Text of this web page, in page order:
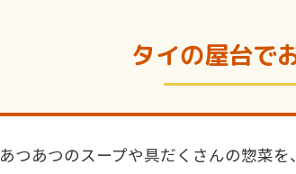
タイの屋台で
あつあつのスープや具だくさんの惣菜を